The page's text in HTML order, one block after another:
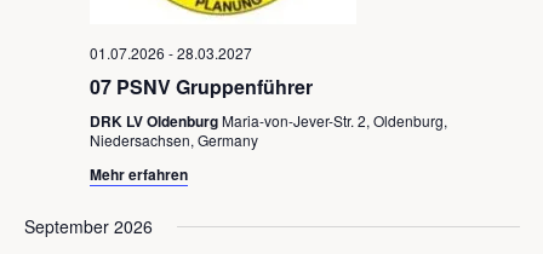
01.07.2026 -28.03.2027
07 PSNV Gruppenführer
DRK LV OldenburgMaria-von-Jever-Str. 2, Oldenburg,
Niedersachsen, Germany
Mehr erfahren
September 2026